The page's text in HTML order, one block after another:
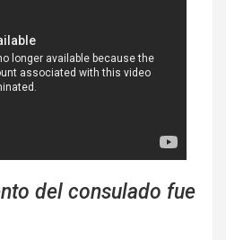
del consulado fue